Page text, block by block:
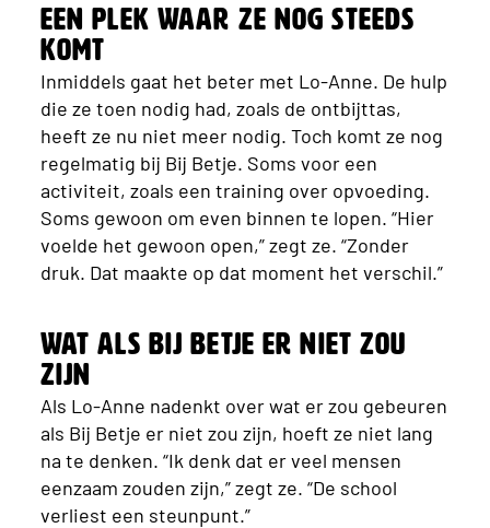
Een plek waar ze nog steeds
komt
Inmiddels gaat het beter met Lo-Anne. De hulp
die ze toen nodig had, zoals de ontbijttas,
heeft ze nu niet meer nodig. Toch komt ze nog
regelmatig bij Bij Betje. Soms voor een
activiteit, zoals een training over opvoeding.
Soms gewoon om even binnen te lopen. “Hier
voelde het gewoon open,” zegt ze. “Zonder
druk. Dat maakte op dat moment het verschil.”
Wat als Bij Betje er niet zou
zijn
Als Lo-Anne nadenkt over wat er zou gebeuren
als Bij Betje er niet zou zijn, hoeft ze niet lang
na te denken. “Ik denk dat er veel mensen
eenzaam zouden zijn,” zegt ze. “De school
verliest een steunpunt.”